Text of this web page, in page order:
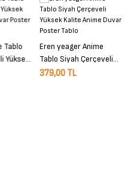
Tablo
Yüksek
Eren yeager Anime
Tablo Siyah Çerçeveli
Yüksek Kalite Anime
379,00 TL